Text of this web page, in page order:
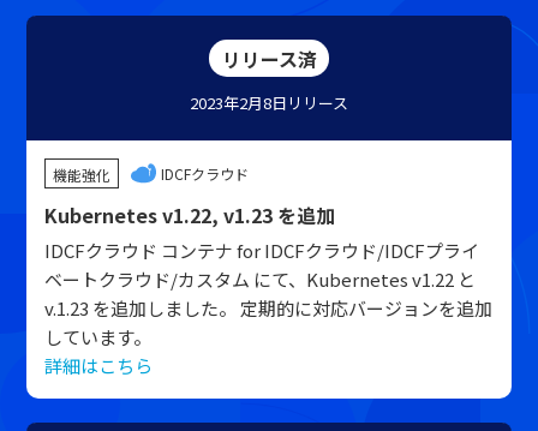
リリース済
2023年2月8日リリース
機能強化 IDCFクラウド
Kubernetes v1.22, v1.23 を追加
IDCFクラウド コンテナ for IDCFクラウド/IDCFプライ
ベートクラウド/カスタム にて、Kubernetes v1.22 と
v.1.23 を追加しました。 定期的に対応バージョンを追加
しています。
詳細はこちら